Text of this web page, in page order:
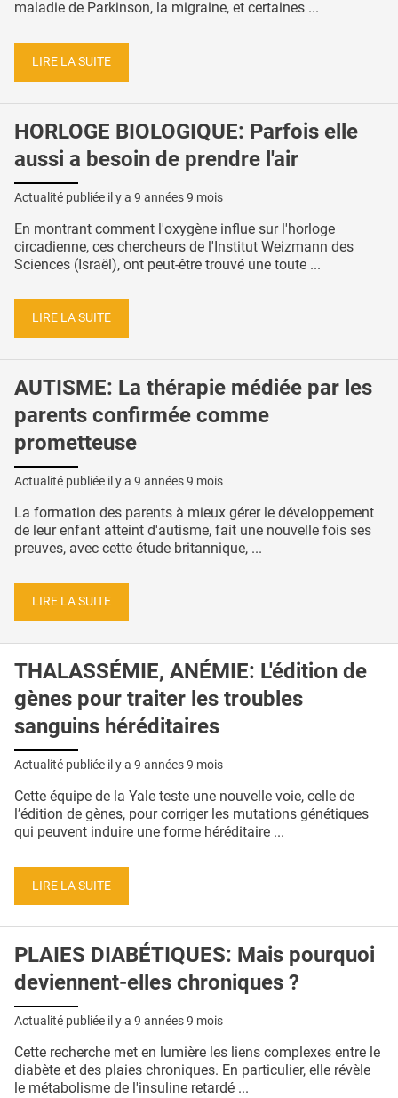
maladie de Parkinson, la migraine, et certaines ...
LIRE LA SUITE
HORLOGE BIOLOGIQUE: Parfois elle
aussi a besoin de prendre l'air
Actualité publiée il y a 9 années 9 mois
En montrant comment l'oxygène influe sur l'horloge
circadienne, ces chercheurs de l'Institut Weizmann des
Sciences (Israël), ont peut-être trouvé une toute ...
LIRE LA SUITE
AUTISME: La thérapie médiée par les
parents confirmée comme
prometteuse
Actualité publiée il y a 9 années 9 mois
La formation des parents à mieux gérer le développement
de leur enfant atteint d'autisme, fait une nouvelle fois ses
preuves, avec cette étude britannique, ...
LIRE LA SUITE
THALASSÉMIE, ANÉMIE: L'édition de
gènes pour traiter les troubles
sanguins héréditaires
Actualité publiée il y a 9 années 9 mois
Cette équipe de la Yale teste une nouvelle voie, celle de
l’édition de gènes, pour corriger les mutations génétiques
qui peuvent induire une forme héréditaire ...
LIRE LA SUITE
PLAIES DIABÉTIQUES: Mais pourquoi
deviennent-elles chroniques ?
Actualité publiée il y a 9 années 9 mois
Cette recherche met en lumière les liens complexes entre le
diabète et des plaies chroniques. En particulier, elle révèle
le métabolisme de l'insuline retardé ...